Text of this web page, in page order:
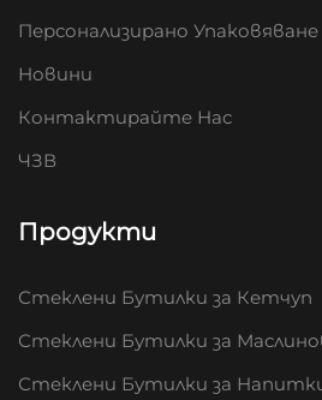
Персонализирано Упаковяване
Новини
Контактирайте Нас
ЧЗВ
Продукти
Стеклени Бутилки за Кетчуп
Стеклени Бутилки за
Стеклени Бутилки за